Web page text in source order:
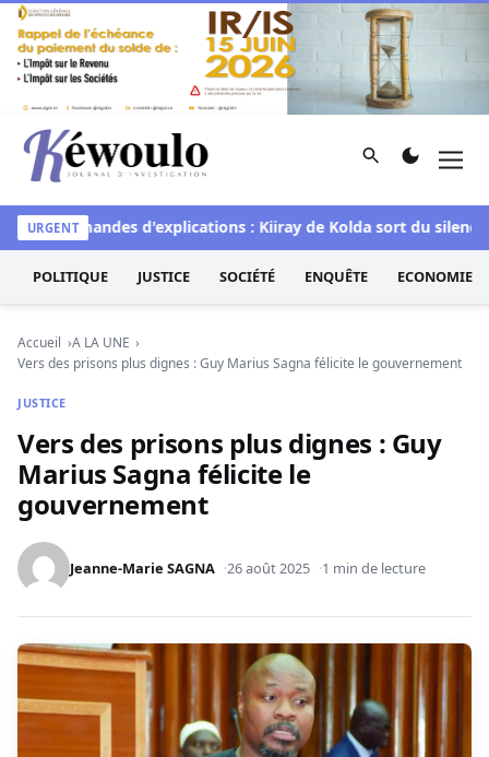
Aller au contenu
Kéwoulo, le premier site d'information et d'investigation
Rechercher
URGENT
demandes d'explications : Kiiray de Kolda sort du silence et
POLITIQUE JUSTICE SOCIÉTÉ ENQUÊTE ECONOMIE
Accueil
A LA UNE
Vers des prisons plus dignes : Guy Marius Sagna félicite le gouvernement
JUSTICE
Vers des prisons plus dignes : Guy
Marius Sagna félicite le
gouvernement
Jeanne-Marie SAGNA 26 août 2025 1 min de lecture